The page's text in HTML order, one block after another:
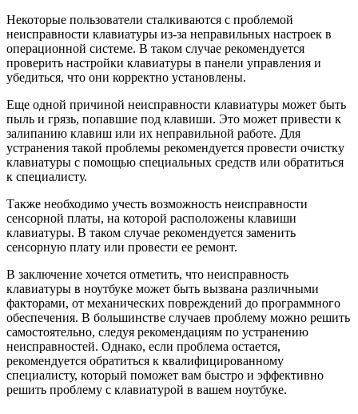
Некоторые пользователи сталкиваются с проблемой
неисправности клавиатуры из-за неправильных настроек в
операционной системе. В таком случае рекомендуется
проверить настройки клавиатуры в панели управления и
убедиться, что они корректно установлены.
Еще одной причиной неисправности клавиатуры может быть
пыль и грязь, попавшие под клавиши. Это может привести к
залипанию клавиш или их неправильной работе. Для
устранения такой проблемы рекомендуется провести очистку
клавиатуры с помощью специальных средств или обратиться
к специалисту.
Также необходимо учесть возможность неисправности
сенсорной платы, на которой расположены клавиши
клавиатуры. В таком случае рекомендуется заменить
сенсорную плату или провести ее ремонт.
В заключение хочется отметить, что неисправность
клавиатуры в ноутбуке может быть вызвана различными
факторами, от механических повреждений до программного
обеспечения. В большинстве случаев проблему можно решить
самостоятельно, следуя рекомендациям по устранению
неисправностей. Однако, если проблема остается,
рекомендуется обратиться к квалифицированному
специалисту, который поможет вам быстро и эффективно
решить проблему с клавиатурой в вашем ноутбуке.